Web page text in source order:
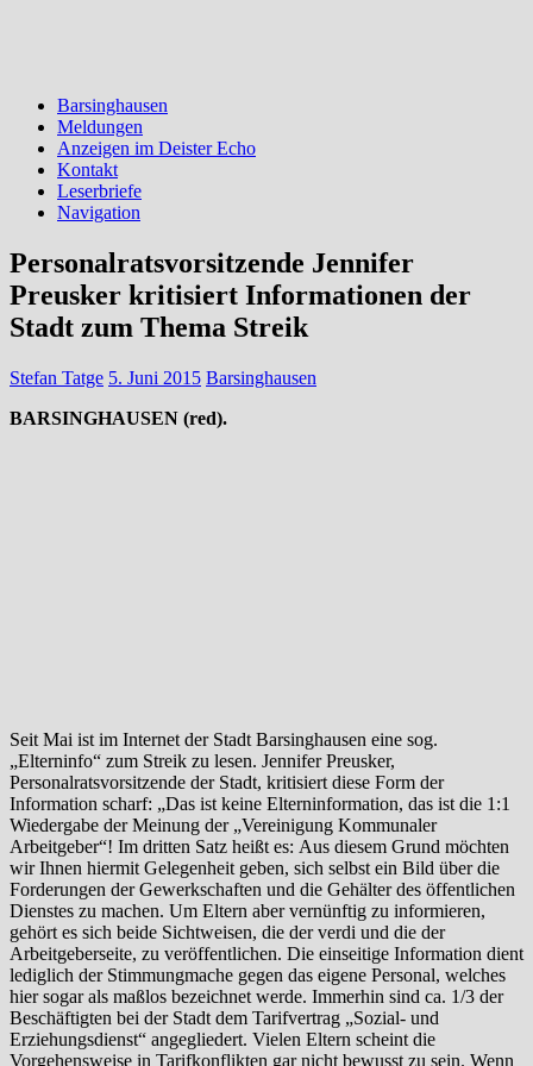
Barsinghausen
Meldungen
Anzeigen im Deister Echo
Kontakt
Leserbriefe
Navigation
Personalratsvorsitzende Jennifer
Preusker kritisiert Informationen der
Stadt zum Thema Streik
Stefan Tatge 5. Juni 2015 Barsinghausen
BARSINGHAUSEN (red).
Seit Mai ist im Internet der Stadt Barsinghausen eine sog.
„Elterninfo“ zum Streik zu lesen. Jennifer Preusker,
Personalratsvorsitzende der Stadt, kritisiert diese Form der
Information scharf: „Das ist keine Elterninformation, das ist die 1:1
Wiedergabe der Meinung der „Vereinigung Kommunaler
Arbeitgeber“! Im dritten Satz heißt es: Aus diesem Grund möchten
wir Ihnen hiermit Gelegenheit geben, sich selbst ein Bild über die
Forderungen der Gewerkschaften und die Gehälter des öffentlichen
Dienstes zu machen. Um Eltern aber vernünftig zu informieren,
gehört es sich beide Sichtweisen, die der verdi und die der
Arbeitgeberseite, zu veröffentlichen. Die einseitige Information dient
lediglich der Stimmungmache gegen das eigene Personal, welches
hier sogar als maßlos bezeichnet werde. Immerhin sind ca. 1/3 der
Beschäftigten bei der Stadt dem Tarifvertrag „Sozial- und
Erziehungsdienst“ angegliedert. Vielen Eltern scheint die
Vorgehensweise in Tarifkonflikten gar nicht bewusst zu sein. Wenn